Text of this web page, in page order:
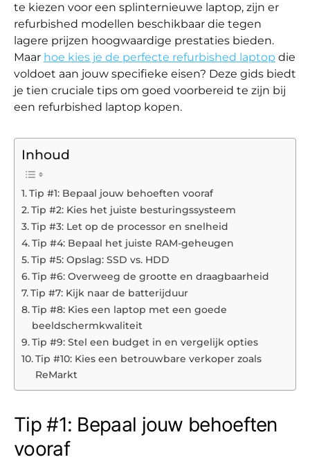
te kiezen voor een splinternieuwe laptop, zijn er
refurbished modellen beschikbaar die tegen
lagere prijzen hoogwaardige prestaties bieden.
Maar hoe kies je de perfecte refurbished laptop die
voldoet aan jouw specifieke eisen? Deze gids biedt
je tien cruciale tips om goed voorbereid te zijn bij
een refurbished laptop kopen.
Inhoud
Tip #1: Bepaal jouw behoeften vooraf
Tip #2: Kies het juiste besturingssysteem
Tip #3: Let op de processor en snelheid
Tip #4: Bepaal het juiste RAM-geheugen
Tip #5: Opslag: SSD vs. HDD
Tip #6: Overweeg de grootte en draagbaarheid
Tip #7: Kijk naar de batterijduur
Tip #8: Kies een laptop met een goede
beeldschermkwaliteit
Tip #9: Stel een budget in en vergelijk opties
Tip #10: Kies een betrouwbare verkoper zoals
ReMarkt
Tip #1: Bepaal jouw behoeften
vooraf